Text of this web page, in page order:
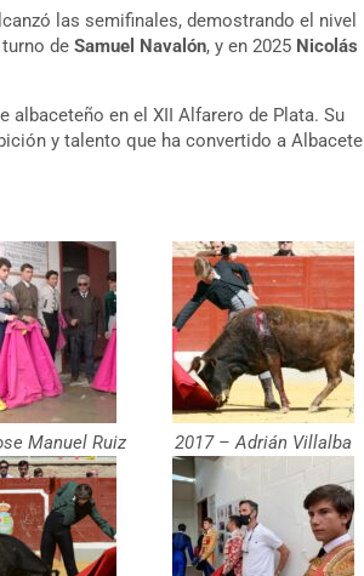
las semifinales, demostrando el nivel
turno deSamuel Navalón, y en 2025 Nicolás
albaceteño en el XII Alfarero de Plata. Su
y talento que ha convertido a Albacete
Manuel Ruiz 2017 – Adrián Villalba